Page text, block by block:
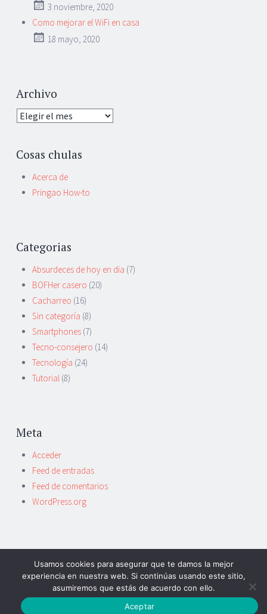
3 noviembre, 2020
Como mejorar el WiFi en casa
18 mayo, 2020
Archivo
Archivo
Cosas chulas
Acerca de
Pringao How-to
Categorias
Absurdeces de hoy en dia (7)
BOFHer casero (20)
Cacharreo (16)
Sin categoría (8)
Smartphones (7)
Tecno-consejero (14)
Tecnología (24)
Tutorial (8)
Meta
Acceder
Feed de entradas
Feed de comentarios
WordPress.org
FUNCIONA CON WORDPRESS | TEMA: SORBET POR
WORDPRESS.COM.
Usamos cookies para asegurar que te damos la mejor
experiencia en nuestra web. Si continúas usando este sitio,
asumiremos que estás de acuerdo con ello.
Aceptar